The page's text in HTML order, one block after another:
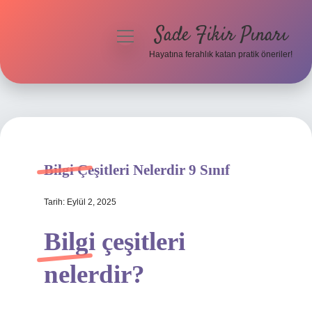
Hakkımızda
menüyüSade Fikir Pınarı
Hayatına ferahlık katan pratik öneriler!
Bilgi Çeşitleri Nelerdir 9 Sınıf
Tarih: Eylül 2, 2025
Bilgi çeşitleri
nelerdir?